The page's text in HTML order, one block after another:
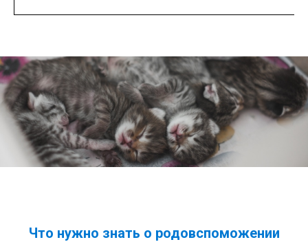
Что нужно знать о родовспоможении